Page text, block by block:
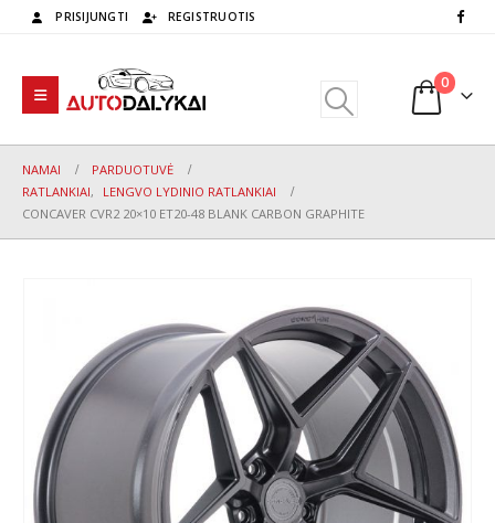
PRISIJUNGTI REGISTRUOTIS
0
NAMAI
PARDUOTUVĖ
RATLANKIAI,
LENGVO LYDINIO RATLANKIAI
CONCAVER CVR2 20×10 ET20-48 BLANK CARBON GRAPHITE